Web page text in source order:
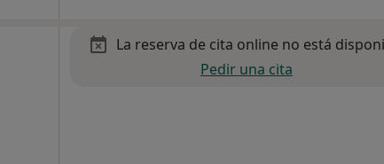
La reserva de cita online no está
Pedir una cita